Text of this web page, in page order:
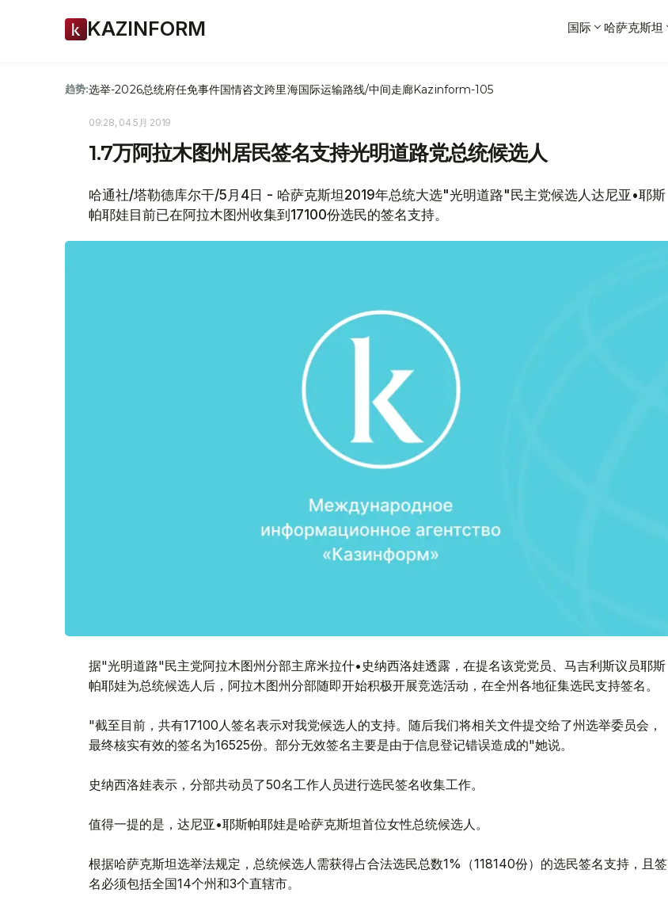
KAZINFORM 国际 哈萨克斯坦
趋势:选举-2026总统府任免事件国情咨文跨里海国际运输路线/中间走廊Kazinform-105
09:28, 04 5月 2019
1.7万阿拉木图州居民签名支持光明道路党总统候选人
哈通社/塔勒德库尔干/5月4日 - 哈萨克斯坦2019年总统大选"光明道路"民主党候选人达尼亚•耶斯
帕耶娃目前已在阿拉木图州收集到17100份选民的签名支持。
据"光明道路"民主党阿拉木图州分部主席米拉什•史纳西洛娃透露，在提名该党党员、马吉利斯议员耶斯
帕耶娃为总统候选人后，阿拉木图州分部随即开始积极开展竞选活动，在全州各地征集选民支持签名。
"截至目前，共有17100人签名表示对我党候选人的支持。随后我们将相关文件提交给了州选举委员会，
最终核实有效的签名为16525份。部分无效签名主要是由于信息登记错误造成的"她说。
史纳西洛娃表示，分部共动员了50名工作人员进行选民签名收集工作。
值得一提的是，达尼亚•耶斯帕耶娃是哈萨克斯坦首位女性总统候选人。
根据哈萨克斯坦选举法规定，总统候选人需获得占合法选民总数1%（118140份）的选民签名支持，且签
名必须包括全国14个州和3个直辖市。